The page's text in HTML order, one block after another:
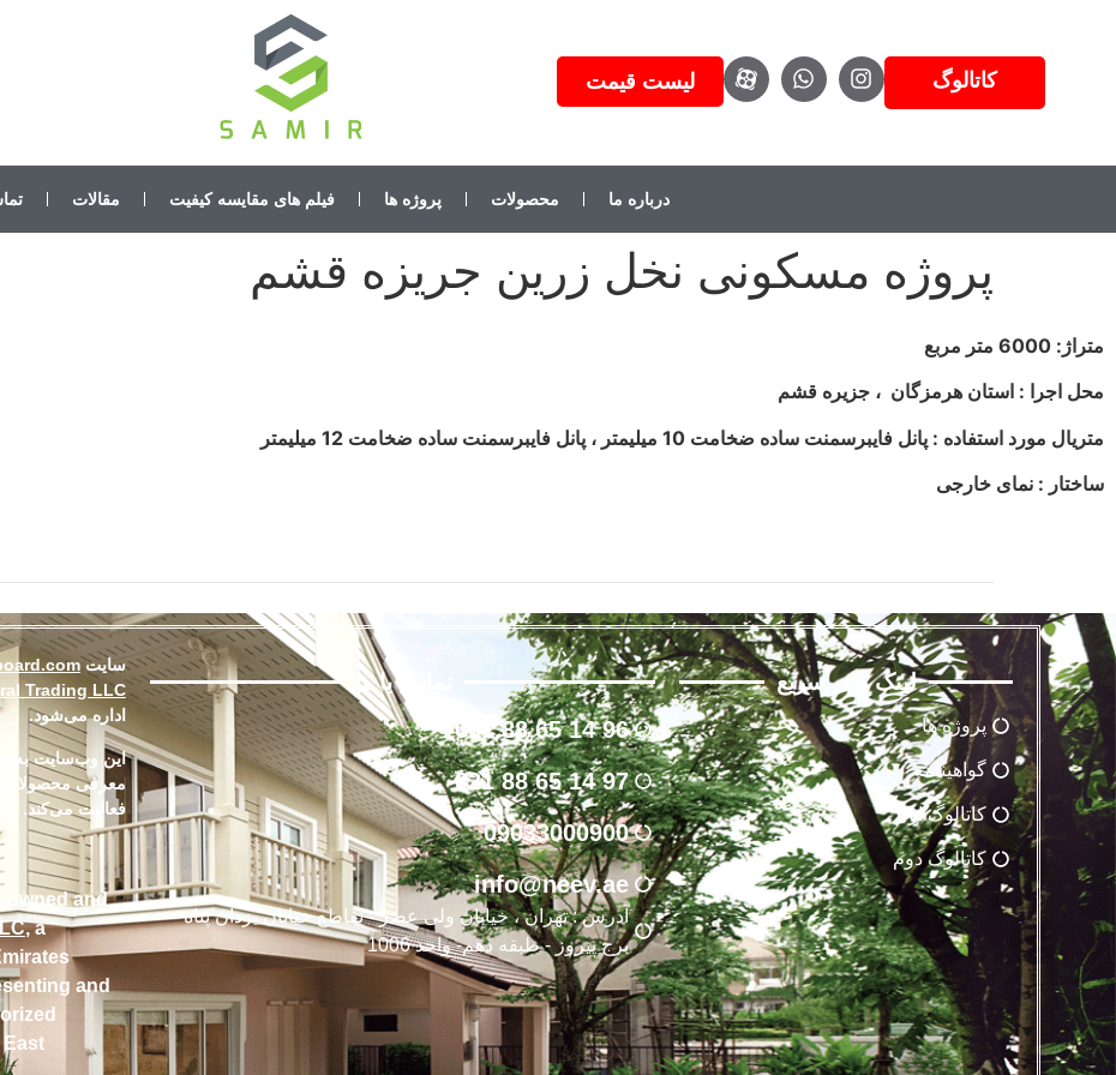
لیست قیمت کاتالوگ
درباره ما محصولات پروژه ها فیلم های مقایسه کیفیت مقالات
پروژه مسکونی نخل زرین جریزه قشم
متراژ: 6000 متر مربع
محل اجرا : استان هرمزگان ، جزیره قشم
متریال مورد استفاده : پانل فایبرسمنت ساده ضخامت 10 میلیمتر ، پانل فایبرسمنت ساده ضخامت 12 میلیمتر
ساختار : نمای خارجی
لینک های سریع
پروژه ها
گواهینامه
کاتالوگ اول
کاتالوگ دوم
تماس با ما
96 14 65 88 021
97 14 65 88 021
09033000900
info@neev.ae
آدرس : تهران ، خیابان ولی عصر - تقاطع خیابان یزدان پناه -
برج پیروز - طبقه دهم- واحد 1006
سایت
Trading LLC
اداره می‌شود.
این وب‌سایت
فعالیت می‌کند.
owned and
, a
and